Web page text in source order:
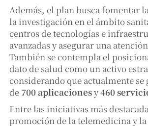
Además, el plan busca fomentar
la investigación en el ámbito
centros de tecnologías e
avanzadas y asegurar una
También se contempla el
dato de salud como un activo
considerando que actualmente se
de 700 aplicacionesy460
Entre las iniciativas más
promoción de la telemedicina y